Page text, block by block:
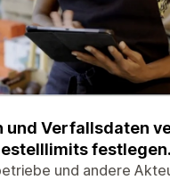
und Verfallsdaten
festlegen.
und andere